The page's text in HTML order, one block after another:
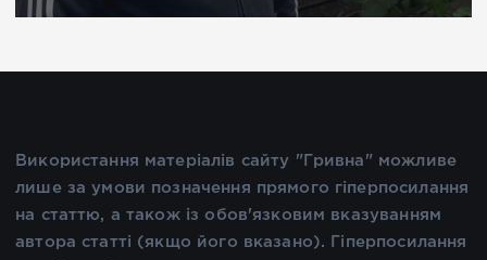
Використання матеріалів сайту "Гривна" можливе
лише за умови позначення прямого гіперпосилання
на статтю, а також із обов'язковим вказуванням
автора статті (якщо його вказано). Гіперпосилання